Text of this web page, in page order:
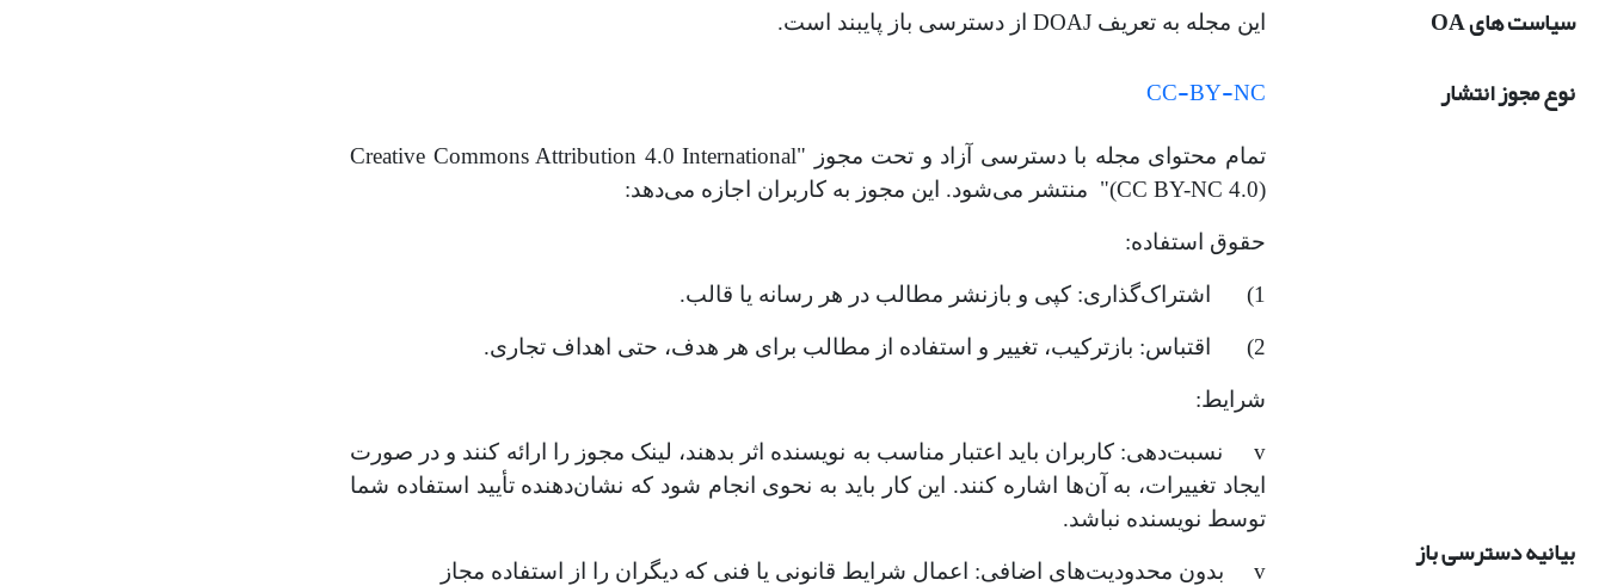
سیاست هایOA این مجله به تعریف DOAJ از دسترسی باز پایبند است.
نوع مجوز انتشار CC-BY-NC
بیانیه دسترسی باز
تمام محتوای مجله با دسترسی آزاد و تحت مجوز "Creative Commons Attributi on 4.0 International
(CC BY-NC 4.0)" منتشر می‌شود. این مجوز به کاربران اجازه می‌دهد:
حقوق استفاده:
1) اشتراک‌گذاری: کپی و بازنشر مطالب در هر رسانه یا قالب.
2) اقتباس: بازترکیب، تغییر و استفاده از مطالب برای هر هدف، حتی اهداف تجاری.
شرایط:
v نسبت‌دهی: کاربران باید اعتبار مناسب به نویسنده اثر بدهند، لینک مجوز را ارائه کنند و در صورت
ایجاد تغییرات، به آن‌ها اشاره کنند. این کار باید به نحوی انجام شود که نشان‌دهنده تأیید استفاده شما
توسط نویسنده نباشد.
v بدون محدودیت‌های اضافی: اعمال شرایط قانونی یا فنی که دیگران را از استفاده مجاز